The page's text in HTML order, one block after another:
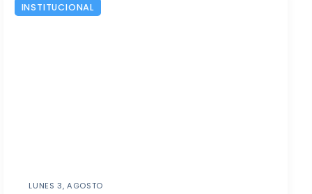
INSTITUCIONAL
LUNES 3, AGOSTO